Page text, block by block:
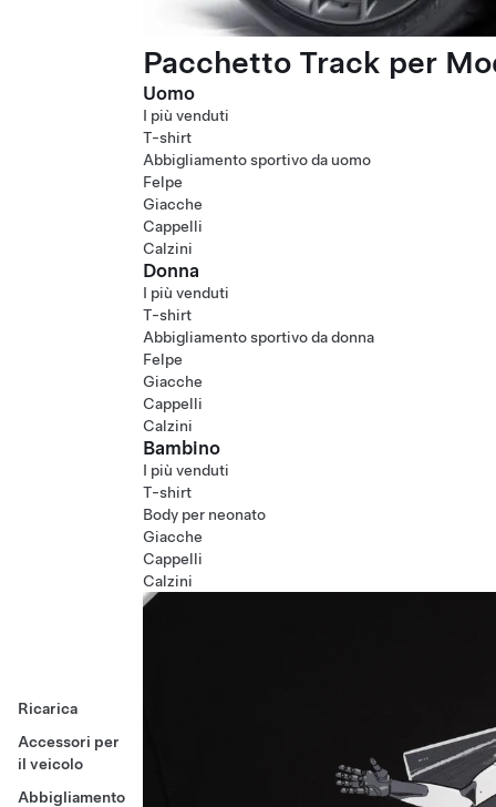
Ricarica
Accessori per
il veicolo
Abbigliamento
Pacchetto Track per
Uomo
I più venduti
T-shirt
Abbigliamento sportivo da uomo
Felpe
Giacche
Cappelli
Calzini
Donna
I più venduti
T-shirt
Abbigliamento sportivo da donna
Felpe
Giacche
Cappelli
Calzini
Bambino
I più venduti
T-shirt
Body per neonato
Giacche
Cappelli
Calzini